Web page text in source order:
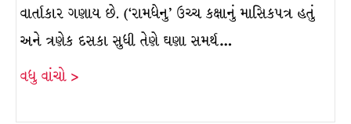
વાર્તાકાર ગણાય છે. (‘રામધેનુ’ ઉચ્ચ કક્ષાનું માસિકપત્ર હતું
અને ત્રણેક દસકા સુધી તેણે ઘણા સમર્થ…
વધુ વાંચો >